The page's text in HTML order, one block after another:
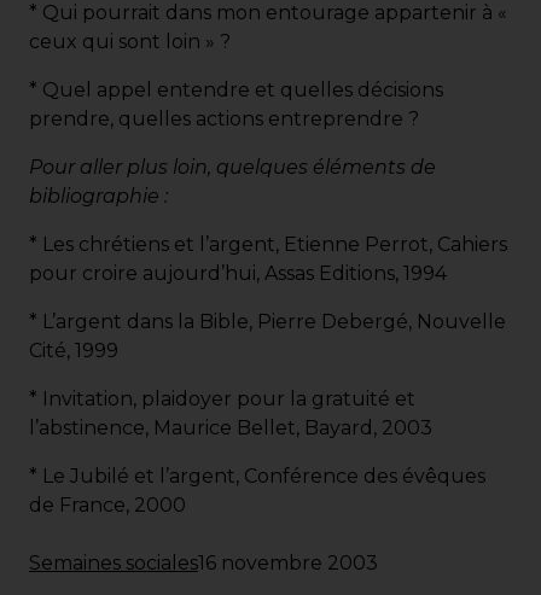
* Qui pourrait dans mon entourage appartenir à «
ceux qui sont loin » ?
* Quel appel entendre et quelles décisions
prendre, quelles actions entreprendre ?
Pour aller plus loin, quelques éléments de
bibliographie :
* Les chrétiens et l’argent, Etienne Perrot, Cahiers
pour croire aujourd’hui, Assas Editions, 1994
* L’argent dans la Bible, Pierre Debergé, Nouvelle
Cité, 1999
* Invitation, plaidoyer pour la gratuité et
l’abstinence, Maurice Bellet, Bayard, 2003
* Le Jubilé et l’argent, Conférence des évêques
de France, 2000
Semaines sociales16 novembre 2003